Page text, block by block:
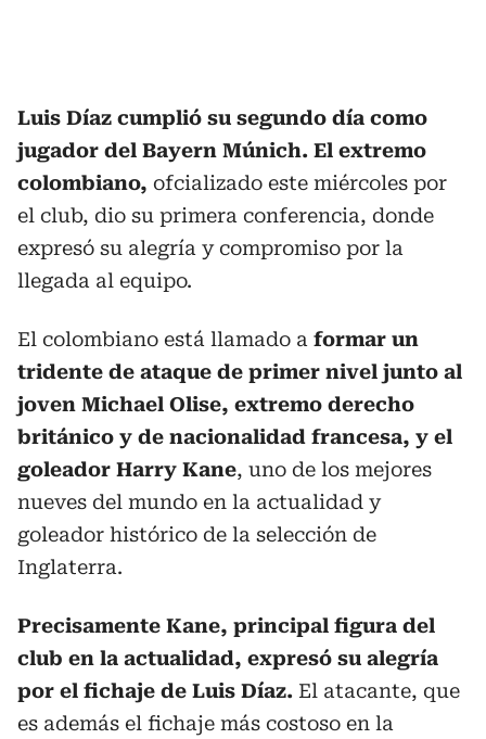
Luis Díaz cumplió su segundo día como
jugador del Bayern Múnich. El extremo
colombiano, ofcializado este miércoles por
el club, dio su primera conferencia, donde
expresó su alegría y compromiso por la
llegada al equipo.
El colombiano está llamado a formar un
tridente de ataque de primer nivel junto al
joven Michael Olise, extremo derecho
británico y de nacionalidad francesa, y el
goleador Harry Kane, uno de los mejores
nueves del mundo en la actualidad y
goleador histórico de la selección de
Inglaterra.
Precisamente Kane, principal figura del
club en la actualidad, expresó su alegría
por el fichaje de Luis Díaz. El atacante, que
es además el fichaje más costoso en la